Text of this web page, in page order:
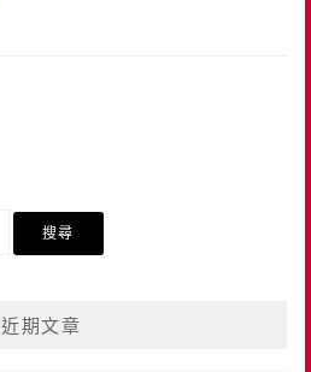
近期文章